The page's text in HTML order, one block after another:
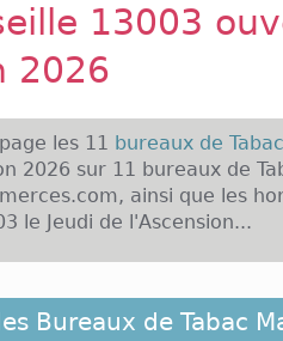
13003
2026
les 11 bureaux de
2026 sur 11 bureaux de
ainsi que les
le Jeudi de l'Ascension...
2026 ne soient
l'ensemble des Tabac
Bureaux de Tabac